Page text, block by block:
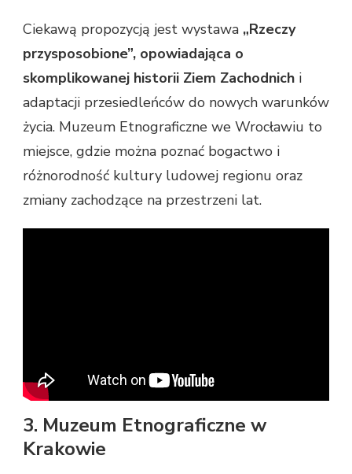
Ciekawą propozycją jest wystawa „Rzeczy
przysposobione”, opowiadająca o
skomplikowanej historii Ziem Zachodnich i
adaptacji przesiedleńców do nowych warunków
życia. Muzeum Etnograficzne we Wrocławiu to
miejsce, gdzie można poznać bogactwo i
różnorodność kultury ludowej regionu oraz
zmiany zachodzące na przestrzeni lat.
3. Muzeum Etnograficzne w
Krakowie